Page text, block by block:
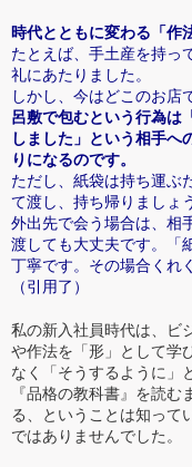
時代とともに変わる「作
たとえば、手土産を持っ
礼にあたりました。
しかし、今はどこのお店
呂敷で包むという行為は
しました」という相手へ
りになるのです。
ただし、紙袋は持ち運ぶ
て渡し、持ち帰りましょう
外出先で会う場合は、相
渡しても大丈夫です。「
丁寧です。その場合くれ
（引用了）
私の新入社員時代は、ビ
や作法を「形」として学
なく「そうするように」
『品格の教科書』を読
る、ということは知って
ではありませんでした。